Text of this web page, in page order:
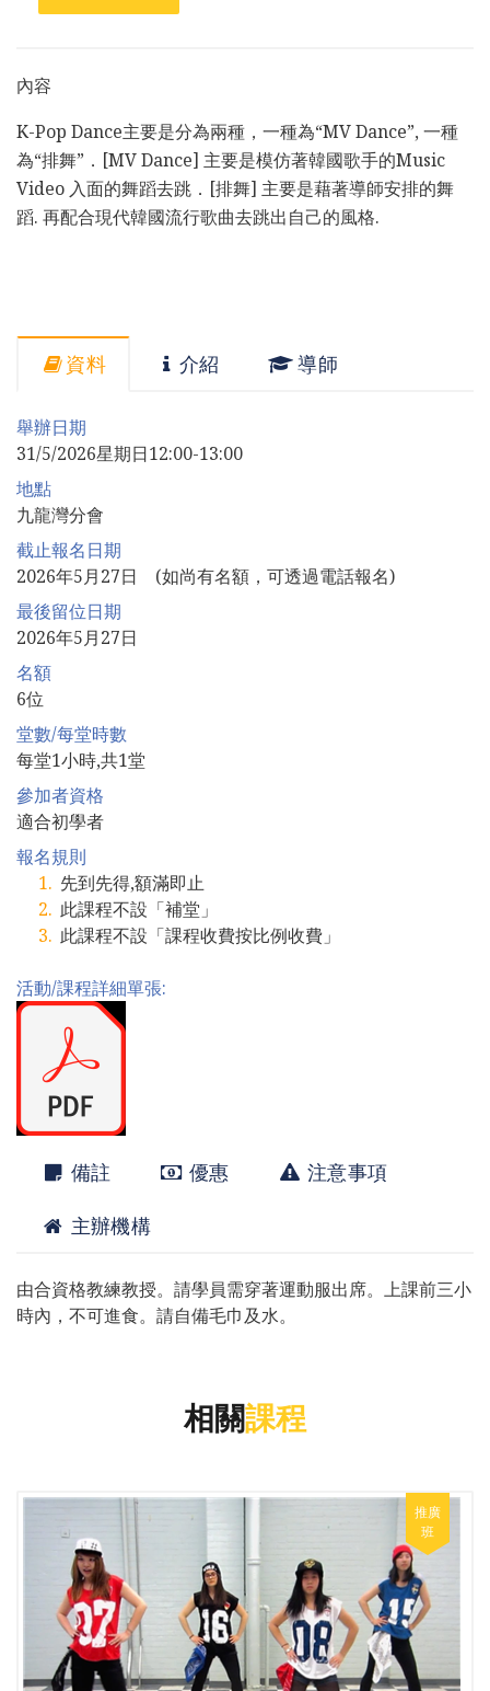
內容
K-Pop Dance主要是分為兩種，一種為“MV Dance”, 一種
為“排舞”．[MV Dance] 主要是模仿著韓國歌手的Music
Video 入面的舞蹈去跳．[排舞] 主要是藉著導師安排的舞
蹈. 再配合現代韓國流行歌曲去跳出自己的風格.
資料 介紹 導師
舉辦日期
31/5/2026星期日12:00-13:00
地點
九龍灣分會
截止報名日期
2026年5月27日 (如尚有名額，可透過電話報名)
最後留位日期
2026年5月27日
名額
6位
堂數/每堂時數
每堂1小時,共1堂
參加者資格
適合初學者
報名規則
先到先得,額滿即止
此課程不設「補堂」
此課程不設「課程收費按比例收費」
活動/課程詳細單張:
備註 優惠 注意事項
主辦機構
由合資格教練教授。請學員需穿著運動服出席。上課前三小
時內，不可進食。請自備毛巾及水。
相關課程